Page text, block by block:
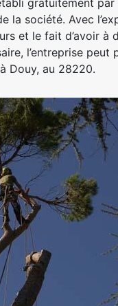
la société. Avec
et le fait d’avoir à
l’entreprise peut
Douy, au 28220.